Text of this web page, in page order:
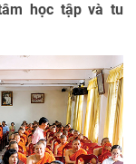
học tập và tu